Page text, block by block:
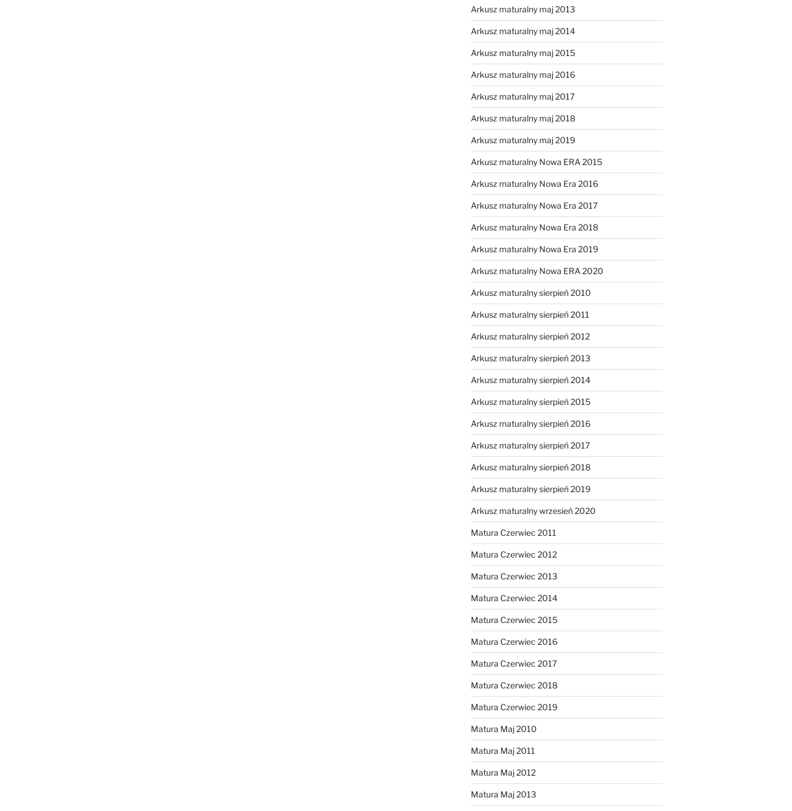
Arkusz maturalny maj 2013
Arkusz maturalny maj 2014
Arkusz maturalny maj 2015
Arkusz maturalny maj 2016
Arkusz maturalny maj 2017
Arkusz maturalny maj 2018
Arkusz maturalny maj 2019
Arkusz maturalny Nowa ERA 2015
Arkusz maturalny Nowa Era 2016
Arkusz maturalny Nowa Era 2017
Arkusz maturalny Nowa Era 2018
Arkusz maturalny Nowa Era 2019
Arkusz maturalny Nowa ERA 2020
Arkusz maturalny sierpień 2010
Arkusz maturalny sierpień 2011
Arkusz maturalny sierpień 2012
Arkusz maturalny sierpień 2013
Arkusz maturalny sierpień 2014
Arkusz maturalny sierpień 2015
Arkusz maturalny sierpień 2016
Arkusz maturalny sierpień 2017
Arkusz maturalny sierpień 2018
Arkusz maturalny sierpień 2019
Arkusz maturalny wrzesień 2020
Matura Czerwiec 2011
Matura Czerwiec 2012
Matura Czerwiec 2013
Matura Czerwiec 2014
Matura Czerwiec 2015
Matura Czerwiec 2016
Matura Czerwiec 2017
Matura Czerwiec 2018
Matura Czerwiec 2019
Matura Maj 2010
Matura Maj 2011
Matura Maj 2012
Matura Maj 2013